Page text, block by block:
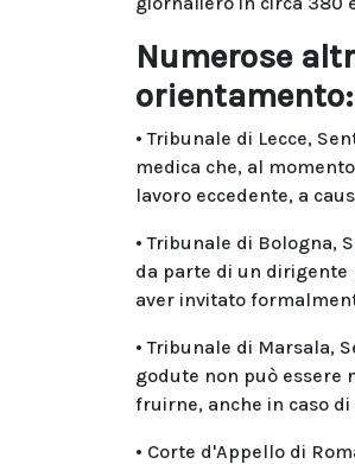
Numerose
orientamento:
• Tribunale di Lecce,
medica che, al
lavoro eccedente, a
• Tribunale di Bologna,
da parte di un
aver invitato
• Tribunale di Marsala,
godute non può essere
fruirne, anche in caso
• Corte d'Appello di